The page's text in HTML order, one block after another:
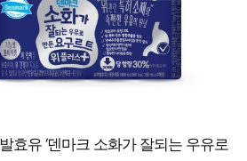
효유 ‘덴마크 소화가 잘되는 우유로